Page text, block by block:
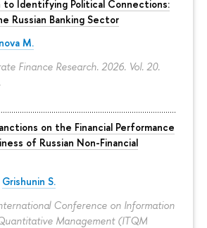
to Identifying Political Connections:
Russian Banking Sector
M.
Finance Research. 2026. Vol. 20.
on the Financial Performance
of Russian Non-Financial
Grishunin S.
Conference on Information
Management (ITQM